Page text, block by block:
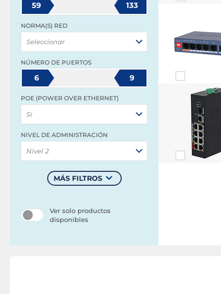
59 133
NORMA(S) RED
Seleccionar
NÚMERO DE PUERTOS
6 9
POE (POWER OVER ETHERNET)
Sí
NIVEL DE ADMINISTRACIÓN
Nivel 2
MÁS FILTROS
Ver solo productos
disponibles